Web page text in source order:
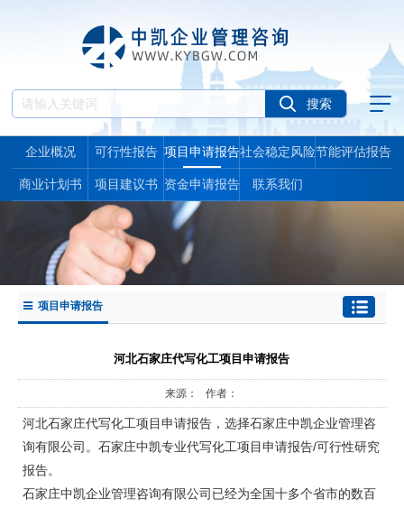
企业概况 可行性报告 项目申请报告社会稳定风险
报告
节能评估报告
商业计划书 项目建议书 资金申请报告 联系我们
项目申请报告
河北石家庄代写化工项目申请报告
来源： 作者：
河北石家庄代写化工项目申请报告，选择石家庄中凯企业管理咨
询有限公司。石家庄中凯专业代写化工项目申请报告/可行性研究
报告。
石家庄中凯企业管理咨询有限公司已经为全国十多个省市的数百